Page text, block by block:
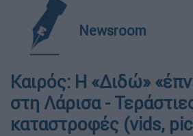
Newsroom
Καιρός: Η «Διδώ»
στη Λάρισα -
καταστροφές (vids,